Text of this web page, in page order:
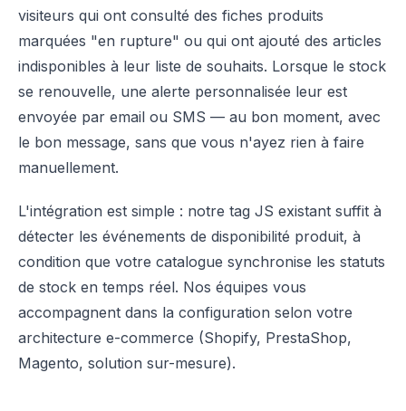
visiteurs qui ont consulté des fiches produits
marquées "en rupture" ou qui ont ajouté des articles
indisponibles à leur liste de souhaits. Lorsque le stock
se renouvelle, une alerte personnalisée leur est
envoyée par email ou SMS — au bon moment, avec
le bon message, sans que vous n'ayez rien à faire
manuellement.
L'intégration est simple : notre tag JS existant suffit à
détecter les événements de disponibilité produit, à
condition que votre catalogue synchronise les statuts
de stock en temps réel. Nos équipes vous
accompagnent dans la configuration selon votre
architecture e-commerce (Shopify, PrestaShop,
Magento, solution sur-mesure).